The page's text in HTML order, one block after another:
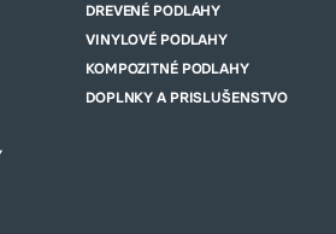
DREVENÉ PODLAHY
VINYLOVÉ PODLAHY
KOMPOZITNÉ PODLAHY
DOPLNKY A PRISLUŠENSTVO